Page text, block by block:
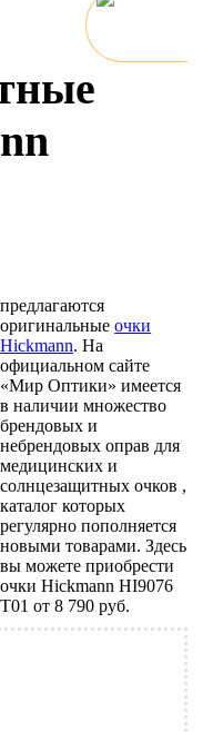
предлагаются
оригинальныеочки
Hickmann. На
официальном сайте
«Мир Оптики» имеется
в наличии множество
брендовых и
небрендовых оправ для
медицинских и
солнцезащитных очков ,
каталог которых
регулярно пополняется
новыми товарами. Здесь
вы можете приобрести
очки Hickmann HI9076
T01 от 8 790 руб.